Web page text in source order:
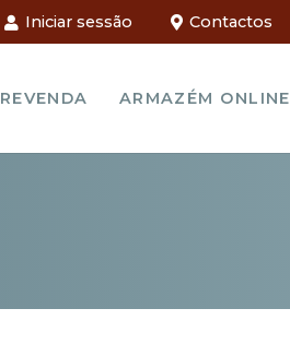
Iniciar sessão Contactos
REVENDA ARMAZÉM ONLINE